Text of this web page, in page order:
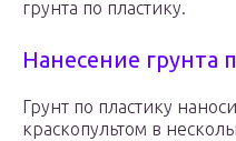
грунта по пластику.
Нанесение грунта
Грунт по пластику
краскопультом в